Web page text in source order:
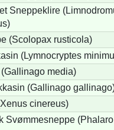
Sneppeklire
(Scolopax rusticola)
(Lymnocryptes
media)
(Gallinago
cinereus)
Svømmesneppe